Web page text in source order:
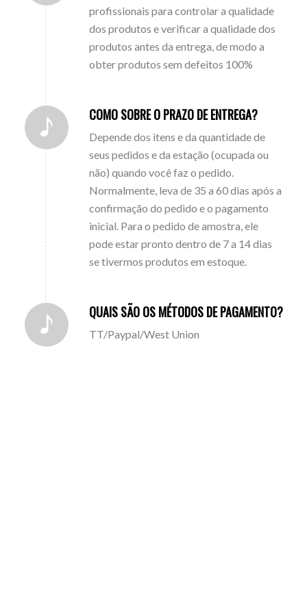
profissionais para controlar a qualidade
dos produtos e verificar a qualidade dos
produtos antes da entrega, de modo a
obter produtos sem defeitos 100%
COMO SOBRE O PRAZO DE ENTREGA?
Depende dos itens e da quantidade de
seus pedidos e da estação (ocupada ou
não) quando você faz o pedido.
Normalmente, leva de 35 a 60 dias após a
confirmação do pedido e o pagamento
inicial. Para o pedido de amostra, ele
pode estar pronto dentro de 7 a 14 dias
se tivermos produtos em estoque.
QUAIS SÃO OS MÉTODOS DE PAGAMENTO?
TT/Paypal/West Union